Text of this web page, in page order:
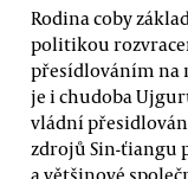
Rodina coby
politikou
přesídlováním na
je i chudoba
vládní
zdrojů Sin-ťiangu